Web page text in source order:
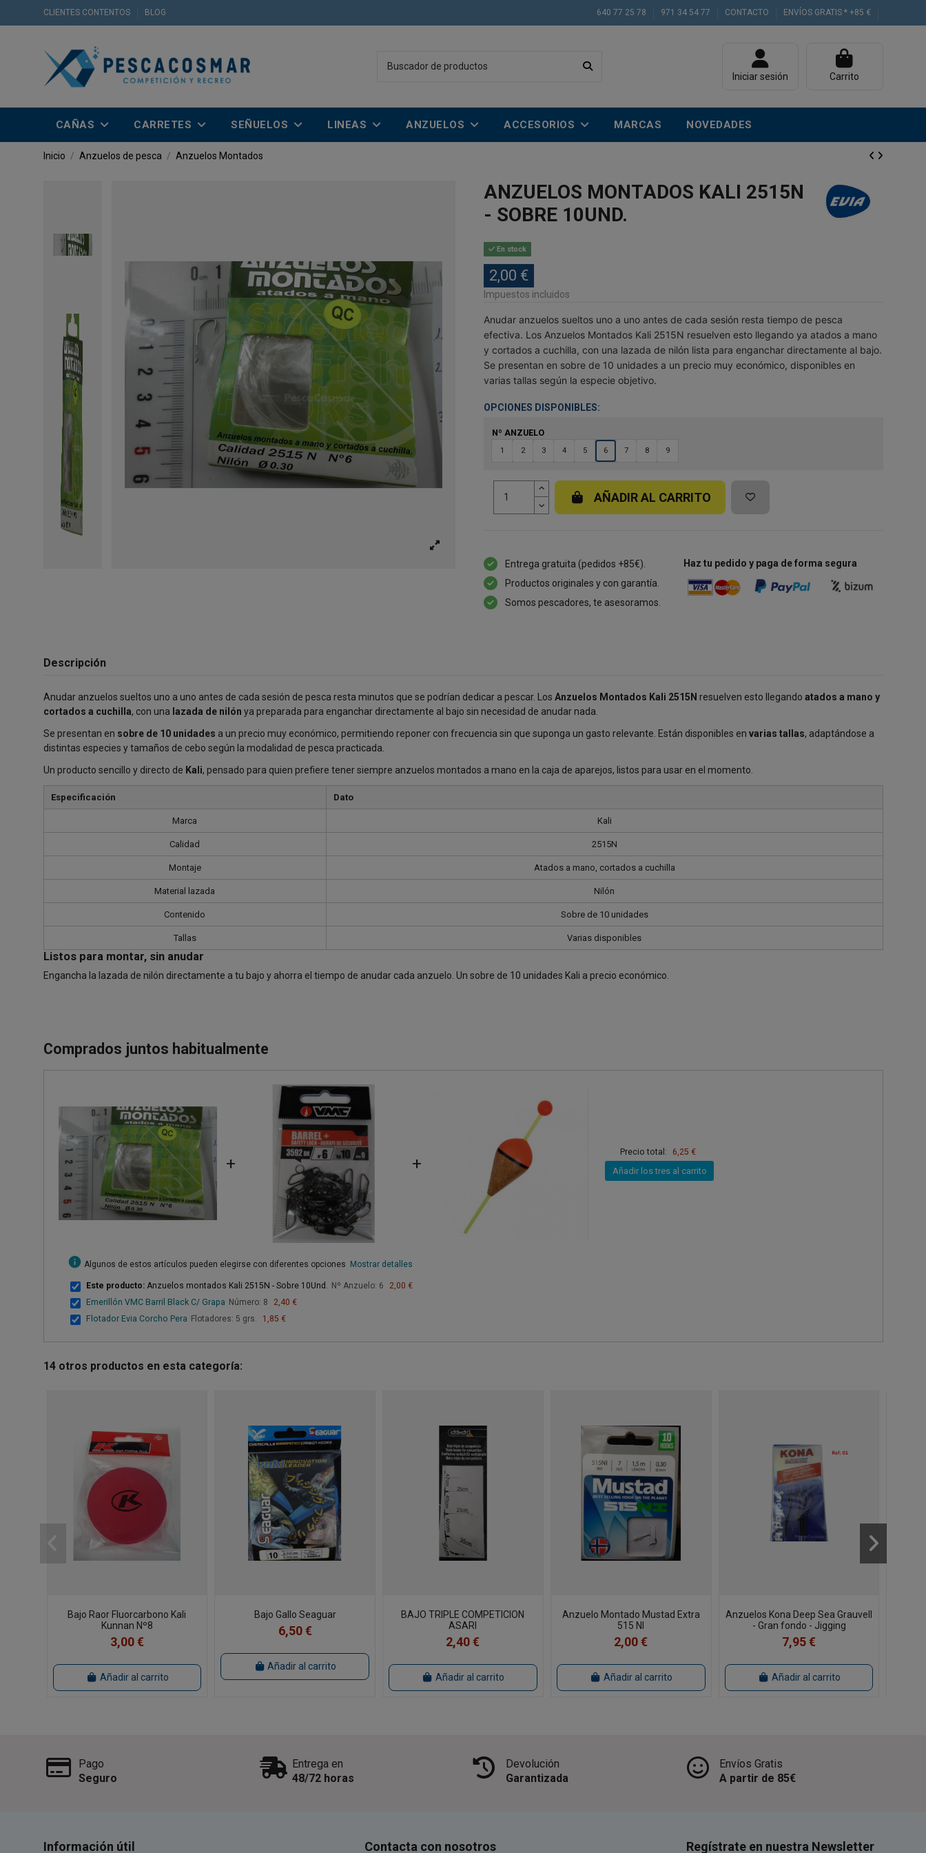
CLIENTES CONTENTOS BLOG 640 77 25 78 971 34 54 77 CONTACTO ENVÍOS GRATIS * +85 €
Iniciar sesión Carrito
CAÑAS CARRETES SEÑUELOS LINEAS ANZUELOS ACCESORIOS MARCAS NOVEDADES
Inicio Anzuelos de pesca Anzuelos Montados
ANZUELOS MONTADOS KALI 2515N
- SOBRE 10UND.
En stock
2,00 €
Impuestos incluidos
Anudar anzuelos sueltos uno a uno antes de cada sesión resta tiempo de pesca
efectiva. Los Anzuelos Montados Kali 2515N resuelven esto llegando ya atados a mano
y cortados a cuchilla, con una lazada de nilón lista para enganchar directamente al bajo.
Se presentan en sobre de 10 unidades a un precio muy económico, disponibles en
varias tallas según la especie objetivo.
OPCIONES DISPONIBLES:
Nº ANZUELO
1 2 3 4 5 6 7 8 9
AÑADIR AL CARRITO
Entrega gratuita (pedidos +85€).
Productos originales y con garantía.
Somos pescadores, te asesoramos.
Haz tu pedido y paga de forma segura
Descripción
Anudar anzuelos sueltos uno a uno antes de cada sesión de pesca resta minutos que se podrían dedicar a pescar. Los Anzuelos Montados Kali 2515N resuelven esto llegando atados a mano y
cortados a cuchilla, con una lazada de nilón ya preparada para enganchar directamente al bajo sin necesidad de anudar nada.
Se presentan en sobre de 10 unidades a un precio muy económico, permitiendo reponer con frecuencia sin que suponga un gasto relevante. Están disponibles en varias tallas, adaptándose a
distintas especies y tamaños de cebo según la modalidad de pesca practicada.
Un producto sencillo y directo de Kali, pensado para quien prefiere tener siempre anzuelos montados a mano en la caja de aparejos, listos para usar en el momento.
Especificación Dato
Marca Kali
Calidad 2515N
Montaje Atados a mano, cortados a cuchilla
Material lazada Nilón
Contenido Sobre de 10 unidades
Tallas Varias disponibles
Listos para montar, sin anudar
Engancha la lazada de nilón directamente a tu bajo y ahorra el tiempo de anudar cada anzuelo. Un sobre de 10 unidades Kali a precio económico.
Comprados juntos habitualmente
+ +
Precio total: 6,25 €
Añadir los tres al carrito
info Algunos de estos artículos pueden elegirse con diferentes opciones Mostrar detalles
Este producto: Anzuelos montados Kali 2515N - Sobre 10Und. Nº Anzuelo: 6
2,00 €
Emerillón VMC Barril Black C/ Grapa Número: 8
2,40 €
Flotador Evia Corcho Pera Flotadores: 5 grs. 1,85 €
14 otros productos en esta categoría:
Bajo Raor Fluorcarbono Kali
Kunnan Nº8
3,00 €
Añadir al carrito
Bajo Gallo Seaguar
6,50 €
Añadir al carrito
BAJO TRIPLE COMPETICION
ASARI
2,40 €
Añadir al carrito
Anzuelo Montado Mustad Extra
515 NI
2,00 €
Añadir al carrito
Anzuelos Kona Deep Sea Grauvell
- Gran fondo - Jigging
7,95 €
Añadir al carrito
Pago
Seguro
Entrega en
48/72 horas
Devolución
Garantizada
Envíos Gratis
A partir de 85€
Información útil Contacta con nosotros Regístrate en nuestra Newsletter